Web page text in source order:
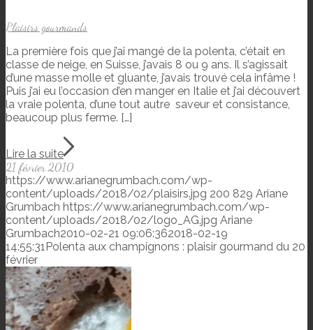
Plaisirs gourmands
La première fois que j’ai mangé de la polenta, c’était en
classe de neige, en Suisse, j’avais 8 ou 9 ans. Il s’agissait
d’une masse molle et gluante, j’avais trouvé cela infâme !
Puis j’ai eu l’occasion d’en manger en Italie et j’ai découvert
la vraie polenta, d’une tout autre saveur et consistance,
beaucoup plus ferme. […]
Lire la suite
21 février 2010
https://www.arianegrumbach.com/wp-
content/uploads/2018/02/plaisirs.jpg 200 829 Ariane
Grumbach https://www.arianegrumbach.com/wp-
content/uploads/2018/02/logo_AG.jpg Ariane
Grumbach2010-02-21 09:06:362018-02-19
14:55:31 Polenta aux champignons : plaisir gourmand du 20
février